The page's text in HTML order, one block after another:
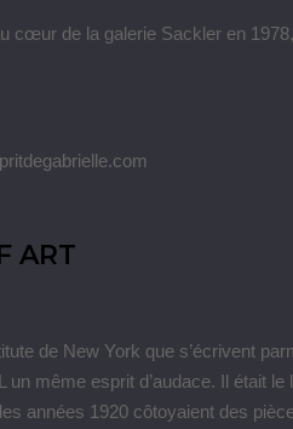
cœur de la galerie Sackler en
ART
de New York que s’écrivent
même esprit d’audace. Il était le
années 1920 côtoyaient des